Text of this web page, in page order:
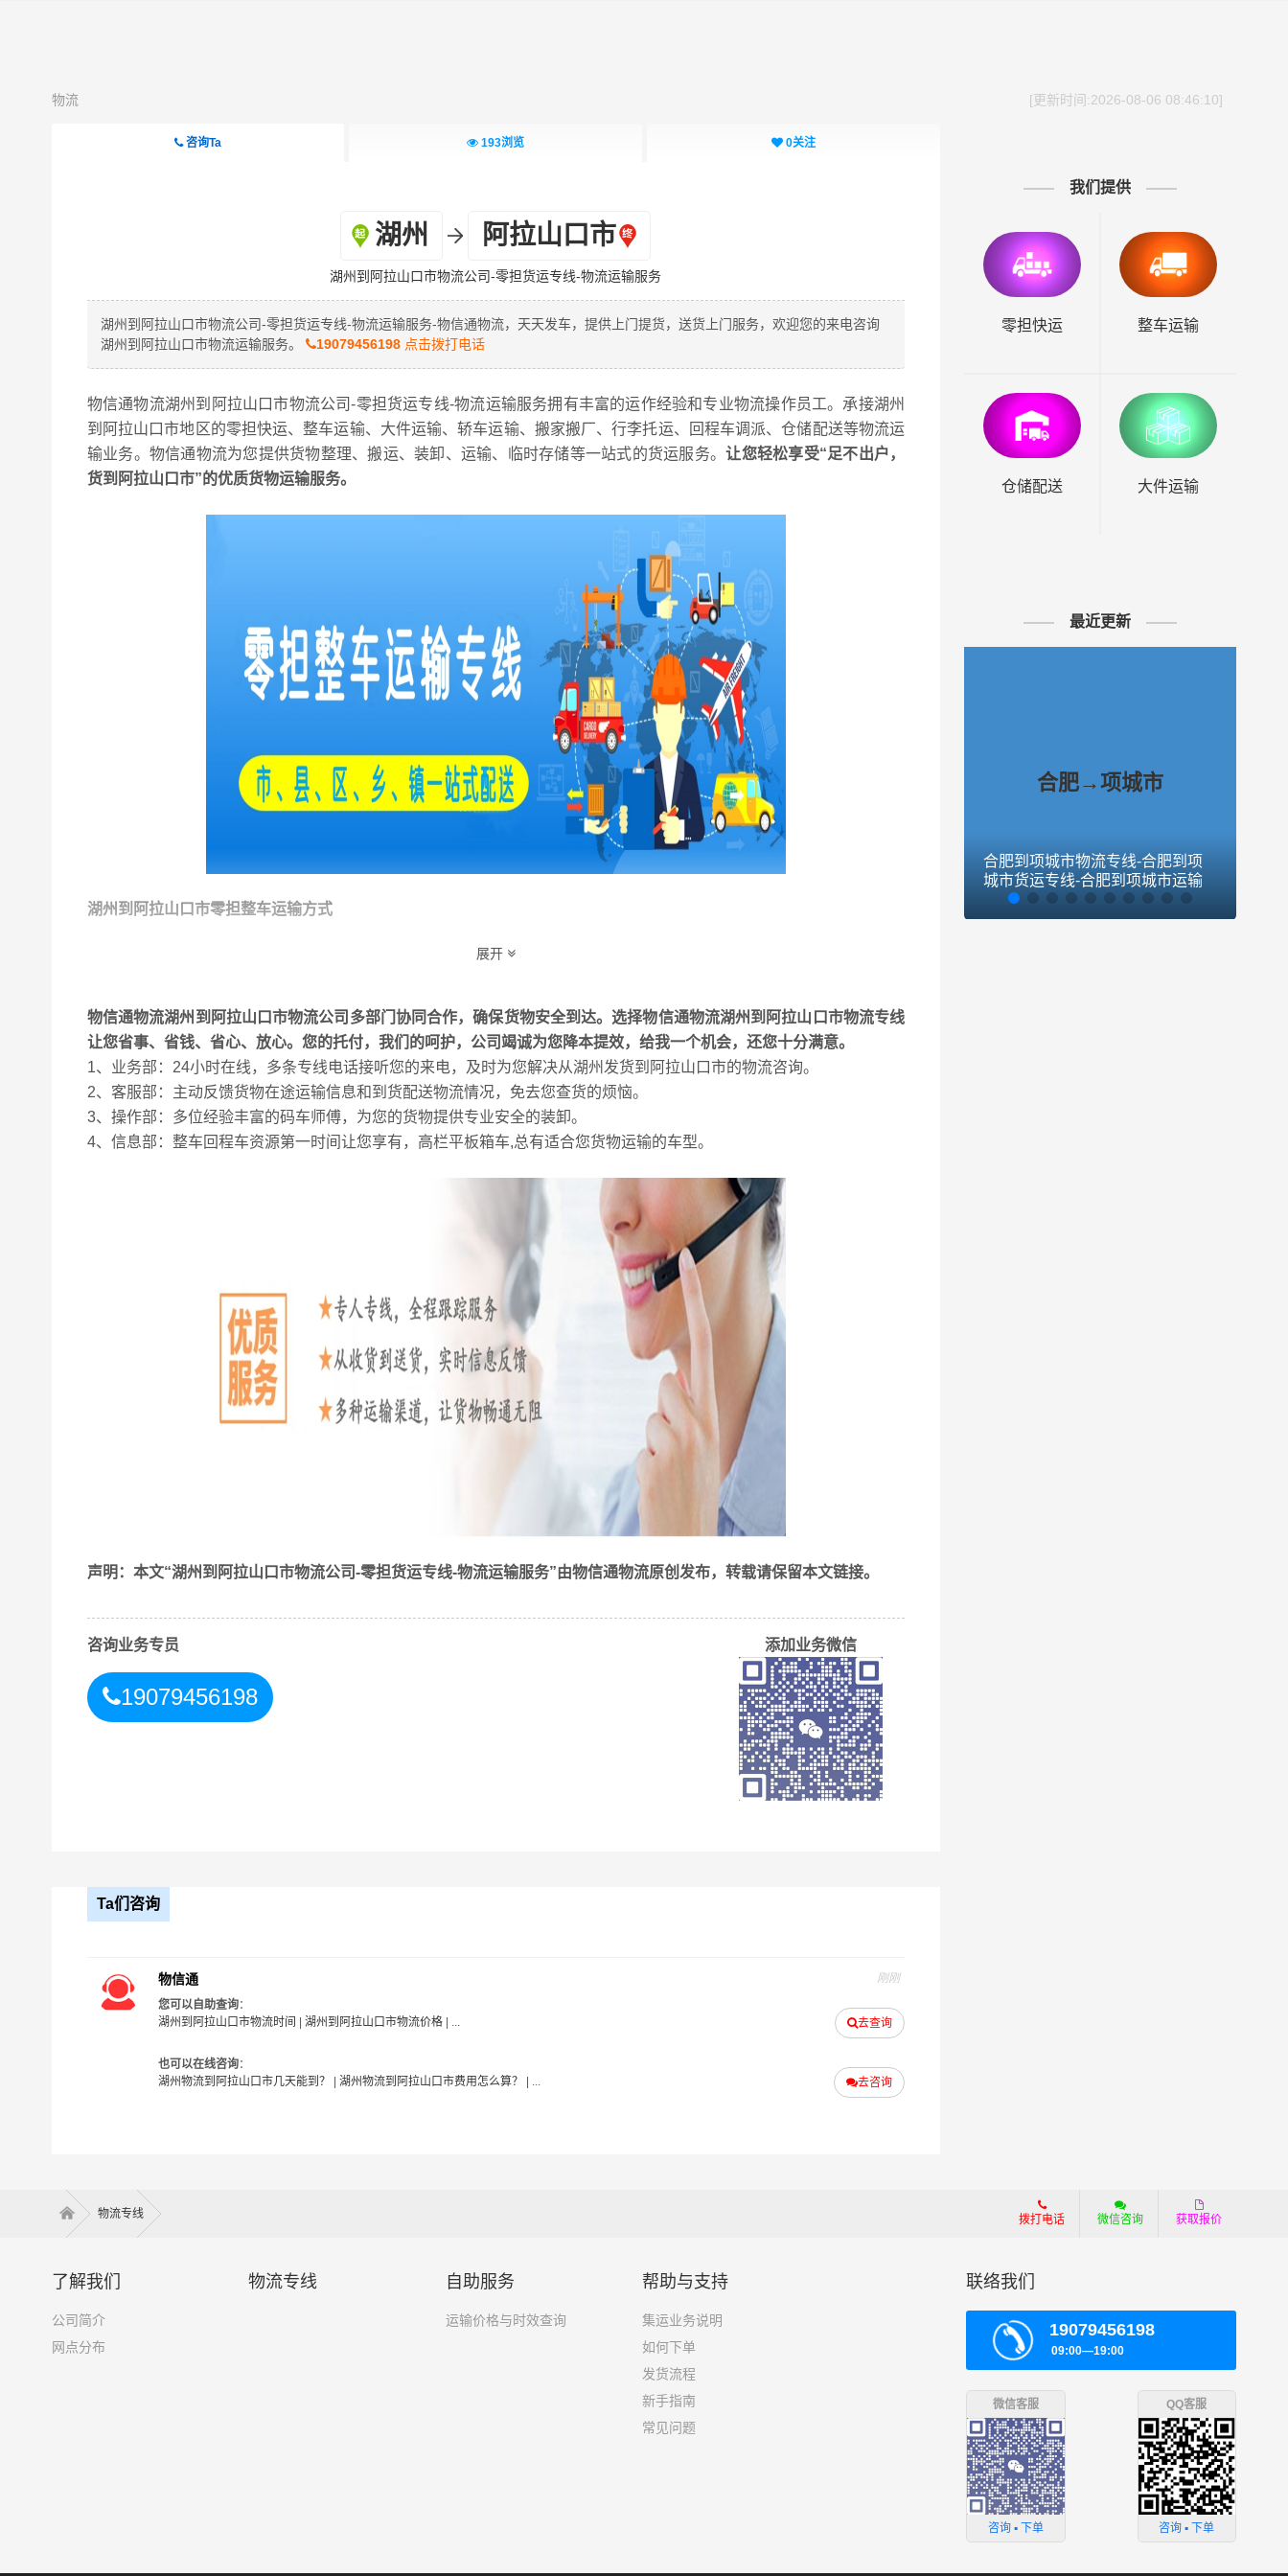
物流 [更新时间:2026-08-06 08:46:10]
咨询Ta 193浏览 0关注
湖州 阿拉山口市
湖州到阿拉山口市物流公司-零担货运专线-物流运输服务
湖州到阿拉山口市物流公司-零担货运专线-物流运输服务-物信通物流，天天发车，提供上门提货，送货上门服务，欢迎您的来电咨询
湖州到阿拉山口市物流运输服务。
19079456198点击拨打电话
物信通物流湖州到阿拉山口市物流公司-零担货运专线-物流运输服务拥有丰富的运作经验和专业物流操作员工。承接湖州
到阿拉山口市地区的零担快运、整车运输、大件运输、轿车运输、搬家搬厂、行李托运、回程车调派、仓储配送等物流运
输业务。物信通物流为您提供货物整理、搬运、装卸、运输、临时存储等一站式的货运服务。让您轻松享受“足不出户，
货到 阿拉山口市”的优质货物运输服务。
湖州到阿拉山口市零担整车运输方式
、发货量的别：整车运输一般是发货量比较多，或者不可以和其他货物混装需单独一辆车，零担运输货物不多，可以通过拼车配货合理节
2、承运方的别：整车运输一般直接联系司机，一辆车只拉一家货，运费结算货到直接付费司机，零担运输承运方可以是物流专线、快运公
司、司机、第三方物流甚至快递公司，零担运费一般在发货时即付清或者货到付款。
3、到货时效的别：整车运输装好货可以随即出发直达目的地，到货时间快。零担运输则要等配满一车才出发，途中还要等装货、卸货时
间，甚至还会中转多花时间。
湖州到阿拉山口市零担整车运输需要根据您的货物出货量和货物运输要求来选择合适的运输方式
1、专业性：我公司专注于湖州到阿拉山口市 物流运输，具有专业的物流管理和运输经验，能够提供高效、安全、可靠的
3、成本控制：我公司可以通过规模化运作、优化物流流程、降低运输成本等方式，帮助客户降低物流成本，提高企业竞
4、信息化：我公司通过信息化技术，实现物流信息的实时监控和管理，提高物流效率和服务质量；
5、风险控制：我公司具备丰富的风险管理经验和应对能力，能够有效应对物流运输中的各种风险和问题，保障客户的利
6、服务质量：我公司注重客户体验和服务质量，提供全方位的物流服务，包括货物装卸、运输、仓储、配送等环节，确
展开
物信通物流湖州到阿拉山口市物流公司多部门协同合作，确保货物安全到达。选择物信通物流湖州到阿拉山口市物流专线
让您省事、省钱、省心、放心。您的托付，我们的呵护，公司竭诚为您降本提效，给我一个机会，还您十分满意。
1、业务部：24小时在线，多条专线电话接听您的来电，及时为您解决从湖州发货到阿拉山口市的物流咨询。
2、客服部：主动反馈货物在途运输信息和到货配送物流情况，免去您查货的烦恼。
3、操作部：多位经验丰富的码车师傅，为您的货物提供专业安全的装卸。
4、信息部：整车回程车资源第一时间让您享有，高栏平板箱车,总有适合您货物运输的车型。
声明：本文“湖州到阿拉山口市物流公司-零担货运专线-物流运输服务”由物信通物流原创发布，转载请保留本文链接。
咨询业务专员
19079456198
添加业务微信
Ta们咨询
物信通 刚刚
去查询
您可以自助查询：
湖州到阿拉山口市物流时间 | 湖州到阿拉山口市物流价格| ...
去咨询
也可以在线咨询：
湖州物流到阿拉山口市几天能到？
| 湖州物流到阿拉山口市费用怎么算？ | ...
我们提供
零担快运 整车运输
仓储配送 大件运输
最近更新
合肥→项城市
合肥到项城市物流专线-合肥到项
城市货运专线-合肥到项城市运输
专线
物流专线 拨打电话 微信咨询 获取报价
了解我们
公司简介
网点分布
物流专线 自助服务
运输价格与时效查询
帮助与支持
集运业务说明
如何下单
发货流程
新手指南
常见问题
联络我们
19079456198
09:00—19:00
微信客服
咨询 ▪ 下单
QQ客服
咨询 ▪ 下单